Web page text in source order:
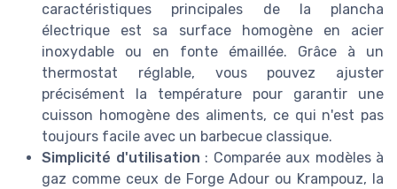
caractéristiques principales de la plancha
électrique est sa surface homogène en acier
inoxydable ou en fonte émaillée. Grâce à un
thermostat réglable, vous pouvez ajuster
précisément la température pour garantir une
cuisson homogène des aliments, ce qui n'est pas
toujours facile avec un barbecue classique.
Simplicité d'utilisation : Comparée aux modèles à
gaz comme ceux de Forge Adour ou Krampouz, la